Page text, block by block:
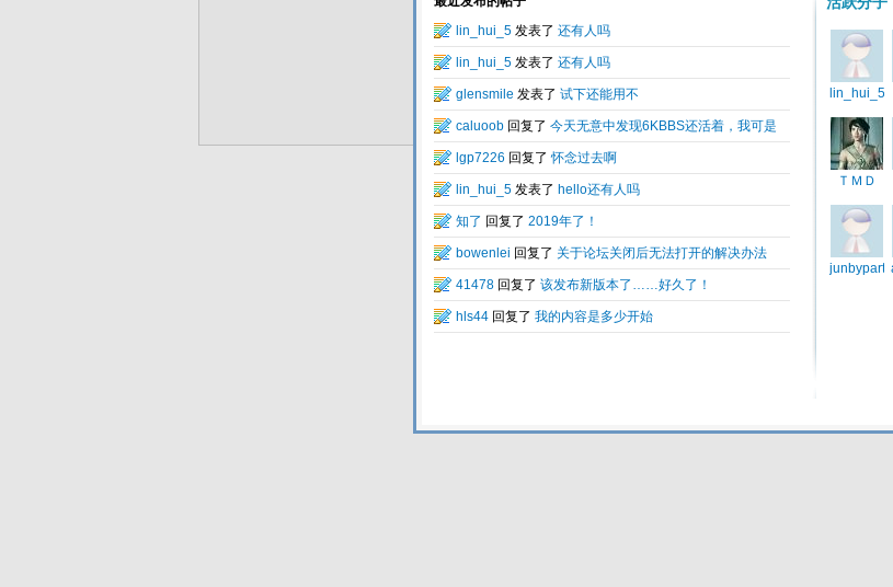
验证码: 看不清楚？点击刷新验证码
隐身登录: 是 否
记住我的登录状态
Total 0.038181(s) query 3, Time now is:2026-08-07 00:29
Powered by